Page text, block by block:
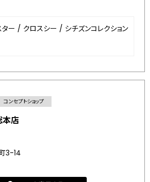
ー / クロスシー / シチズンコレクション
コンセプトショップ
本店
3-14